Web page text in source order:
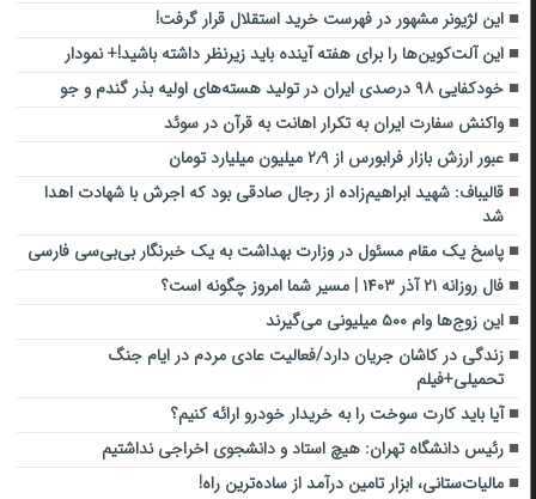
این لژیونر مشهور در فهرست خرید استقلال قرار گرفت!
این آلت‌کوین‌ها را برای هفته آینده باید زیرنظر داشته باشید!+ نمودار
خودکفایی ۹۸ درصدی ایران در تولید هسته‌های اولیه بذر گندم و جو
واکنش سفارت ایران به تکرار اهانت به قرآن در سوئد
عبور ارزش بازار فرابورس از ۲٫۹ میلیون میلیارد تومان
قالیباف: شهید ابراهیم‌زاده از رجال صادقی بود که اجرش با شهادت اهدا
شد
پاسخ یک مقام مسئول در وزارت بهداشت به یک خبرنگار بی‌بی‌سی فارسی
فال روزانه ۲۱ آذر ۱۴۰۳ | مسیر شما امروز چگونه است؟
این زوج‌ها وام ۵۰۰ میلیونی می‌گیرند
زندگی در کاشان جریان دارد/فعالیت عادی مردم در ایام جنگ
تحمیلی+فیلم
آیا باید کارت سوخت را به خریدار خودرو ارائه کنیم؟
رئیس دانشگاه تهران: هیچ استاد و دانشجوی اخراجی نداشتیم
مالیات‌ستانی، ابزار تامین درآمد از ساده‌ترین راه!